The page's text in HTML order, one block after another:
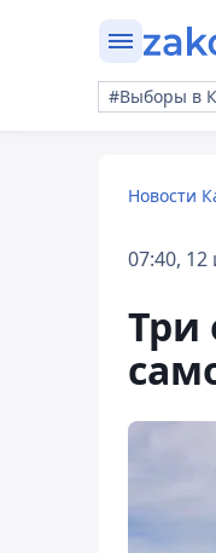
#Выборы в
Новости
07:40,
Три